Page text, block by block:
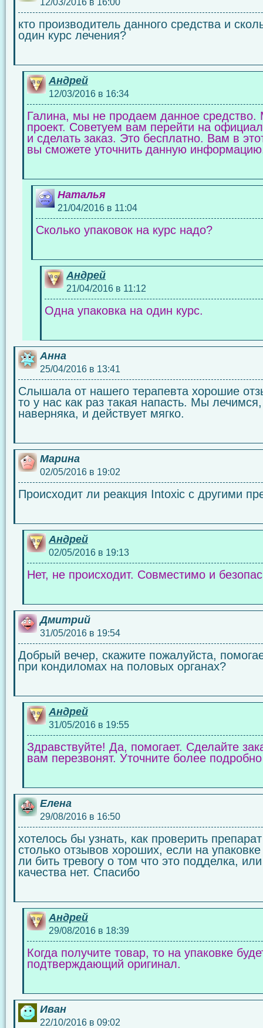
кто производитель данного средства и
один курс лечения?
Андрей
12/03/2016 в 16:34
Галина, мы не продаем данное
проект. Советуем вам перейти на
и сделать заказ. Это бесплатно. Вам в
вы сможете уточнить данную
Наталья
21/04/2016 в 11:04
Сколько упаковок на курс надо?
Андрей
21/04/2016 в 11:12
Одна упаковка на один курс.
Анна
25/04/2016 в 13:41
Слышала от нашего терапевта хорошие
то у нас как раз такая напасть. Мы
наверняка, и действует мягко.
Марина
02/05/2016 в 19:02
Происходит ли реакция Intoxic с другими
Андрей
02/05/2016 в 19:13
Нет, не происходит. Совместимо и
Дмитрий
31/05/2016 в 19:54
Добрый вечер, скажите пожалуйста,
при кондиломах на половых органах?
Андрей
31/05/2016 в 19:55
Здравствуйте! Да, помогает. Сделайте
вам перезвонят. Уточните более подробно
Елена
29/08/2016 в 16:50
хотелось бы узнать, как проверить
столько отзывов хороших, если на
ли бить тревогу о том что это подделка,
качества нет. Спасибо
Андрей
29/08/2016 в 18:39
Когда получите товар, то на упаковке
подтверждающий оригинал.
Иван
22/10/2016 в 09:02